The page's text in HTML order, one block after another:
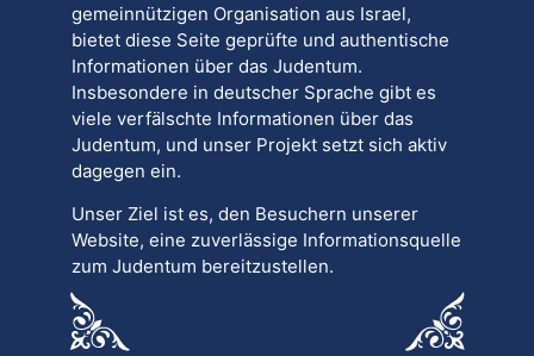
gemeinnützigen Organisation aus Israel,
bietet diese Seite geprüfte und authentische
Informationen über das Judentum.
Insbesondere in deutscher Sprache gibt es
viele verfälschte Informationen über das
Judentum, und unser Projekt setzt sich aktiv
dagegen ein.
Unser Ziel ist es, den Besuchern unserer
Website, eine zuverlässige Informationsquelle
zum Judentum bereitzustellen.